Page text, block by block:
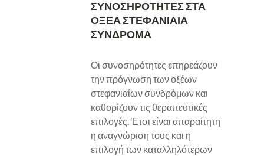
ΣΥΝΟΣΗΡΟΤΗΤΕΣ ΣΤΑ
ΟΞΕΑ ΣΤΕΦΑΝΙΑΙΑ
ΣΥΝΔΡΟΜΑ
Οι συνοσηρότητες επηρεάζουν
την πρόγνωση των οξέων
στεφανιαίων συνδρόμων και
καθορίζουν τις θεραπευτικές
επιλογές. Έτσι είναι απαραίτητη
η αναγνώριση τους και η
επιλογή των καταλληλότερων